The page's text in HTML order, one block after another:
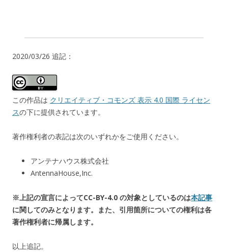
2020/03/26 追記：
この作品は クリエイティブ・コモンズ 表示 4.0 国際 ライセン
スの下に提供されています。
著作権利者の表記は次のいずれかをご使用ください。
アンテナハウス株式会社
AntennaHouse,Inc.
※上記の宣言によってCC-BY-4.0 の対象としているのは本記事
に関してのみとなります。また、引用箇所についての権利は各
著作権利者に帰属します。
以上追記。